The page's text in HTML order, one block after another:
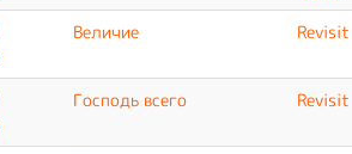
Величие Revisit
Господь всего Revisit